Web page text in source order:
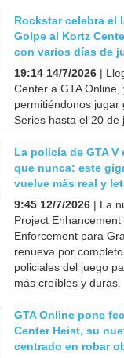
Rockstar celebra el
Golpe al Kortz
con varios días de
19:14 14/7/2026 |
Center a GTA
permitiéndonos jugar
Series hasta el 20 de
La policía de GTA
que nunca: este
vuelve más real y
9:45 12/7/2026 | La
Project
Enforcement para
renueva por
policiales del juego
más creíbles y duras.
GTA Online pone
Center Heist, su
centrado en robar